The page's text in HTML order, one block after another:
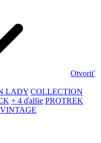
Otvoriť
LADY COLLECTION
+ 4 ďalšie PROTREK
VINTAGE